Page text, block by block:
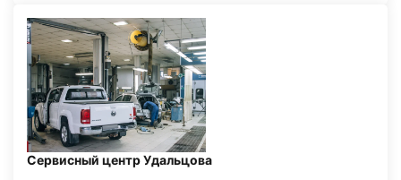
Сервисный центр Удальцова